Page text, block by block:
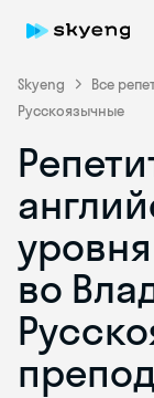
Skyeng Все
Русскоязычные
во
Skyeng